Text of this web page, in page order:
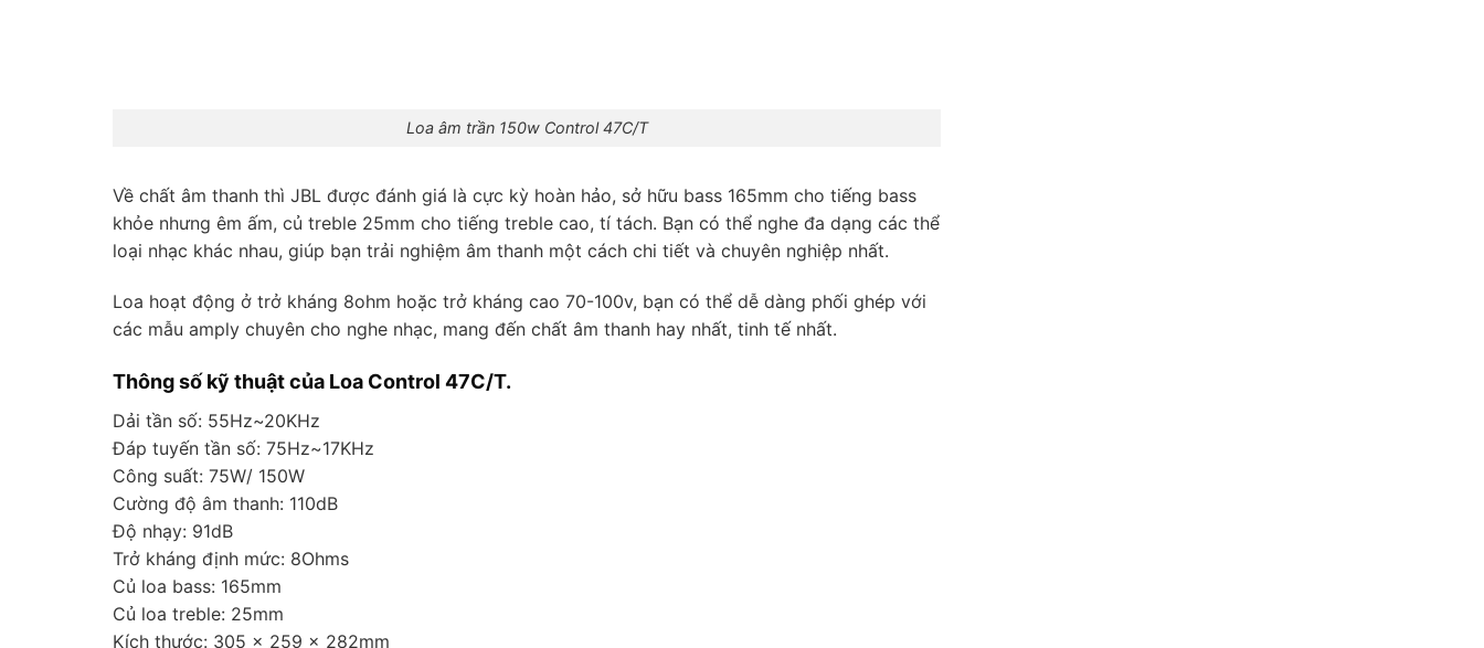
Loa âm trần 150w Control 47C/T
Về chất âm thanh thì JBL được đánh giá là cực kỳ hoàn hảo, sở hữu bass 165mm cho tiếng bass
khỏe nhưng êm ấm, củ treble 25mm cho tiếng treble cao, tí tách. Bạn có thể nghe đa dạng các thể
loại nhạc khác nhau, giúp bạn trải nghiệm âm thanh một cách chi tiết và chuyên nghiệp nhất.
Loa hoạt động ở trở kháng 8ohm hoặc trở kháng cao 70-100v, bạn có thể dễ dàng phối ghép với
các mẫu amply chuyên cho nghe nhạc, mang đến chất âm thanh hay nhất, tinh tế nhất.
Thông số kỹ thuật của Loa Control 47C/T.
Dải tần số: 55Hz~20KHz
Đáp tuyến tần số: 75Hz~17KHz
Công suất: 75W/ 150W
Cường độ âm thanh: 110dB
Độ nhạy: 91dB
Trở kháng định mức: 8Ohms
Củ loa bass: 165mm
Củ loa treble: 25mm
Kích thước: 305 x 259 x 282mm